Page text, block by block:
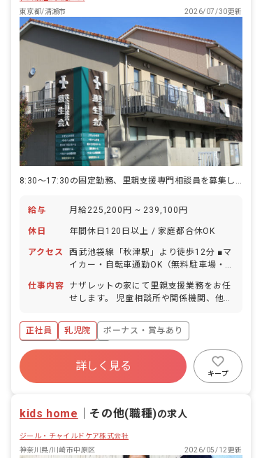
東京都/清瀬市
2026/07/30更新
給与 月給225,200円 ~ 239,100円
休日 年間休日120日以上 / 家庭都合休OK
アクセス
西武池袋線「秋津駅」より徒歩12分 ■マ
イカー・自転車通勤OK（無料駐車場・
仕事内容
ナザレットの家にて里親支援業務をお任
せします。 児童相談所や関係機関、他職
ための支援と地域の里親さんのサポート
を行います。
正社員 乳児院
ボーナス・賞与あり
年間休日120日以上
寮・住宅・家賃補助あり
社会保険完備
詳しく見る
キープ
kids home その他(職種)の求人
ジール・チャイルドケア株式会社
神奈川県/川崎市中原区
2026/05/12更新